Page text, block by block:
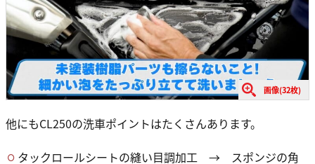
画像(32枚)
他にもCL250の洗車ポイントはたくさんあります。
タックロールシートの縫い目調加工 → スポンジの角